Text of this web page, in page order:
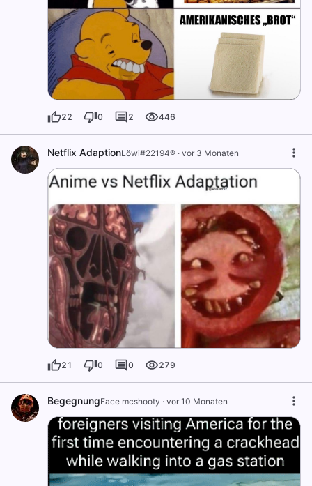
22 0 2 446
Netflix AdaptionLöwi#22194® · vor 3 Monaten
21 0 0 279
BegegnungFace mcshooty · vor 10 Monaten